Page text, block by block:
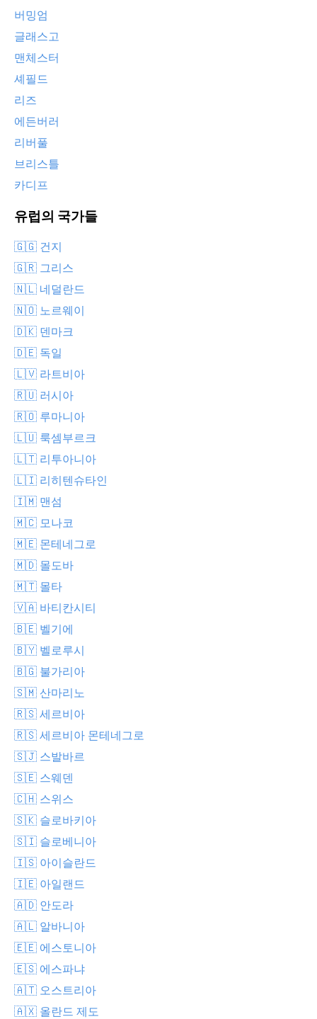
버밍엄
글래스고
맨체스터
셰필드
리즈
에든버러
리버풀
브리스틀
카디프
유럽의 국가들
🇬🇬 건지
🇬🇷 그리스
🇳🇱 네덜란드
🇳🇴 노르웨이
🇩🇰 덴마크
🇩🇪 독일
🇱🇻 라트비아
🇷🇺 러시아
🇷🇴 루마니아
🇱🇺 룩셈부르크
🇱🇹 리투아니아
🇱🇮 리히텐슈타인
🇮🇲 맨섬
🇲🇨 모나코
🇲🇪 몬테네그로
🇲🇩 몰도바
🇲🇹 몰타
🇻🇦 바티칸시티
🇧🇪 벨기에
🇧🇾 벨로루시
🇧🇬 불가리아
🇸🇲 산마리노
🇷🇸 세르비아
🇷🇸 세르비아 몬테네그로
🇸🇯 스발바르
🇸🇪 스웨덴
🇨🇭 스위스
🇸🇰 슬로바키아
🇸🇮 슬로베니아
🇮🇸 아이슬란드
🇮🇪 아일랜드
🇦🇩 안도라
🇦🇱 알바니아
🇪🇪 에스토니아
🇪🇸 에스파냐
🇦🇹 오스트리아
🇦🇽 올란드 제도